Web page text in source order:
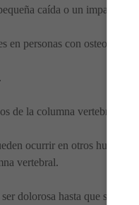
caída o un impacto
en personas con osteoporosis
de la columna vertebral
ocurrir en otros huesos,
vertebral.
dolorosa hasta que se